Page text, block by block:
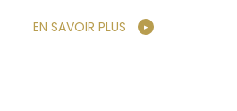
EN SAVOIR PLUS